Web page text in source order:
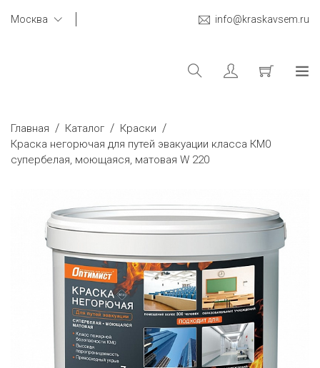
Москва info@kraskavsem.ru
Главная / Каталог / Краски /
Краска негорючая для путей эвакуации класса КМ0
супербелая, моющаяся, матовая W 220